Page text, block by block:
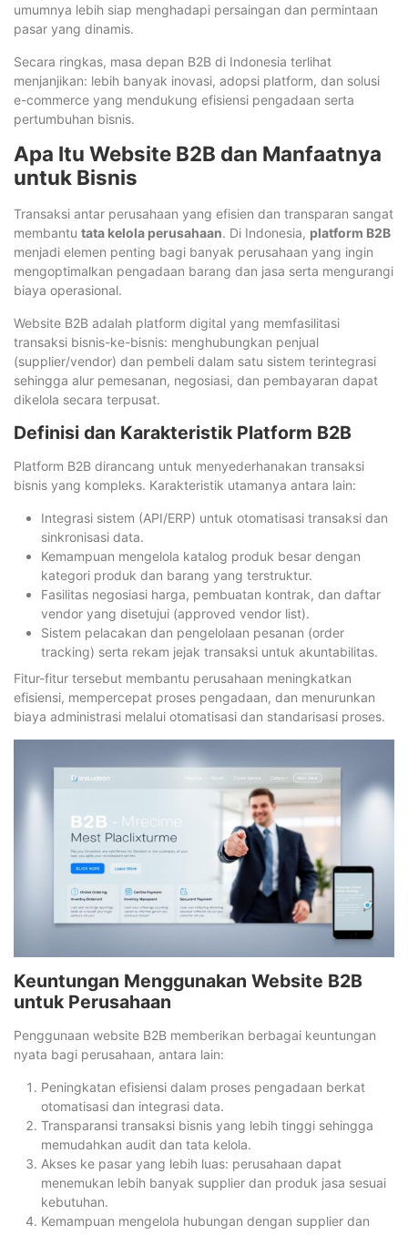
umumnya lebih siap menghadapi persaingan dan permintaan
pasar yang dinamis.
Secara ringkas, masa depan B2B di Indonesia terlihat
menjanjikan: lebih banyak inovasi, adopsi platform, dan solusi
e-commerce yang mendukung efisiensi pengadaan serta
pertumbuhan bisnis.
Apa Itu Website B2B dan Manfaatnya
untuk Bisnis
Transaksi antar perusahaan yang efisien dan transparan sangat
membantu tata kelola perusahaan. Di Indonesia, platform B2B
menjadi elemen penting bagi banyak perusahaan yang ingin
mengoptimalkan pengadaan barang dan jasa serta mengurangi
biaya operasional.
Website B2B adalah platform digital yang memfasilitasi
transaksi bisnis-ke-bisnis: menghubungkan penjual
(supplier/vendor) dan pembeli dalam satu sistem terintegrasi
sehingga alur pemesanan, negosiasi, dan pembayaran dapat
dikelola secara terpusat.
Definisi dan Karakteristik Platform B2B
Platform B2B dirancang untuk menyederhanakan transaksi
bisnis yang kompleks. Karakteristik utamanya antara lain:
Integrasi sistem (API/ERP) untuk otomatisasi transaksi dan
sinkronisasi data.
Kemampuan mengelola katalog produk besar dengan
kategori produk dan barang yang terstruktur.
Fasilitas negosiasi harga, pembuatan kontrak, dan daftar
vendor yang disetujui (approved vendor list).
Sistem pelacakan dan pengelolaan pesanan (order
tracking) serta rekam jejak transaksi untuk akuntabilitas.
Fitur-fitur tersebut membantu perusahaan meningkatkan
efisiensi, mempercepat proses pengadaan, dan menurunkan
biaya administrasi melalui otomatisasi dan standarisasi proses.
Keuntungan Menggunakan Website B2B
untuk Perusahaan
Penggunaan website B2B memberikan berbagai keuntungan
nyata bagi perusahaan, antara lain:
Peningkatan efisiensi dalam proses pengadaan berkat
otomatisasi dan integrasi data.
Transparansi transaksi bisnis yang lebih tinggi sehingga
memudahkan audit dan tata kelola.
Akses ke pasar yang lebih luas: perusahaan dapat
menemukan lebih banyak supplier dan produk jasa sesuai
kebutuhan.
Kemampuan mengelola hubungan dengan supplier dan